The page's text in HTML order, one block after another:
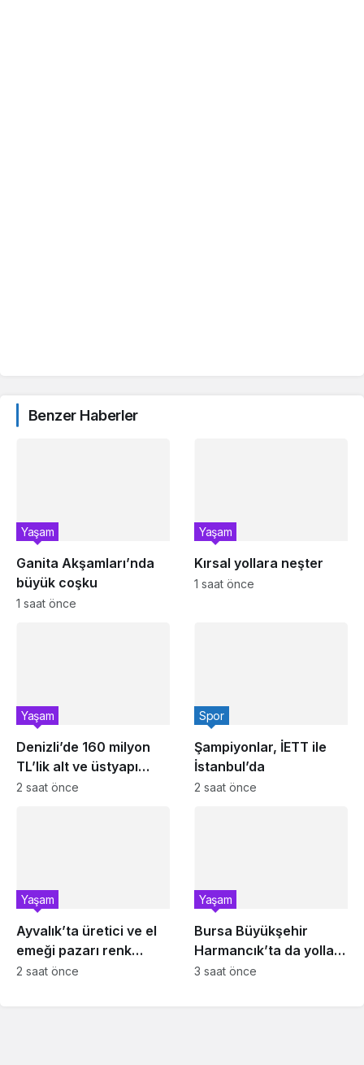
Benzer Haberler
Ganita Akşamları’nda
büyük coşku
Yaşam
1 saat önce
Kırsal yollara neşter
Yaşam
1 saat önce
Denizli’de 160 milyon
TL’lik alt ve üstyapı
yatırımı
Yaşam
2 saat önce
Şampiyonlar, İETT ile
İstanbul’da
Spor
2 saat önce
Ayvalık’ta üretici ve el
emeği pazarı renk
katıyor
Yaşam
2 saat önce
Bursa Büyükşehir
Harmancık’ta da yolları
yeniliyor
Yaşam
3 saat önce